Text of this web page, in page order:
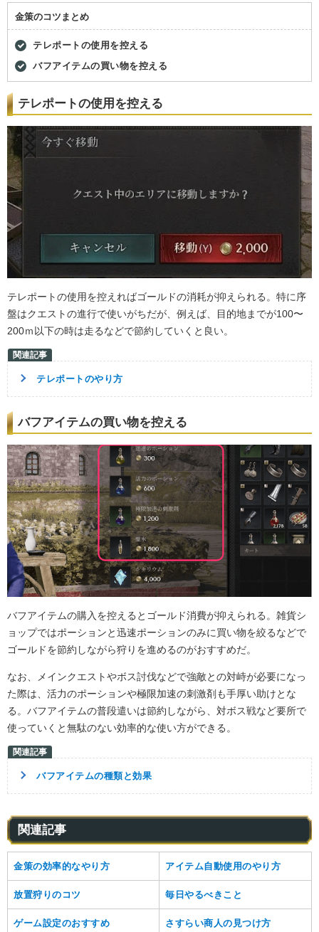
金策のコツまとめ
テレポートの使用を控える
バフアイテムの買い物を控える
テレポートの使用を控える
テレポートの使用を控えればゴールドの消耗が抑えられる。特に序
盤はクエストの進行で使いがちだが、例えば、目的地までが100〜
200ｍ以下の時は走るなどで節約していくと良い。
テレポートのやり方
バフアイテムの買い物を控える
バフアイテムの購入を控えるとゴールド消費が抑えられる。雑貨シ
ョップではポーションと迅速ポーションのみに買い物を絞るなどで
ゴールドを節約しながら狩りを進めるのがおすすめだ。
なお、メインクエストやボス討伐などで強敵との対峙が必要になっ
た際は、活力のポーションや極限加速の刺激剤も手厚い助けとな
る。バフアイテムの普段遣いは節約しながら、対ボス戦など要所で
使っていくと無駄のない効率的な使い方ができる。
バフアイテムの種類と効果
関連記事
金策の効率的なやり方 アイテム自動使用のやり方
放置狩りのコツ 毎日やるべきこと
ゲーム設定のおすすめ さすらい商人の見つけ方